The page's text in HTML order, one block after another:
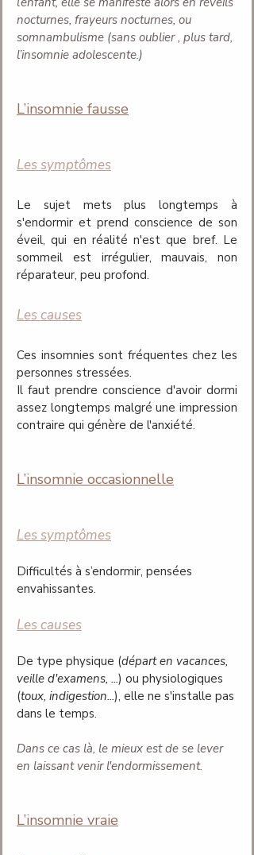
nocturnes, frayeurs nocturnes, ou
somnambulisme (sans oublier , plus tard,
l’insomnie adolescente.)
L’insomnie fausse
Les symptômes
Le sujet mets plus longtemps à
s'endormir et prend conscience de son
éveil, qui en réalité n'est que bref. Le
sommeil est irrégulier, mauvais, non
réparateur, peu profond.
Ces insomnies sont fréquentes chez les
personnes stressées.
Il faut prendre conscience d'avoir dormi
assez longtemps malgré une impression
contraire qui génère de l'anxiété.
L’insomnie occasionnelle
Les symptômes
Difficultés à s’endormir, pensées
envahissantes.
Les causes
De type physique (départ en vacances,
veille d'examens, ...) ou physiologiques
(toux, indigestion...), elle ne s'installe pas
dans le temps.
Dans ce cas là, le mieux est de se lever
en laissant venir l'endormissement.
L’insomnie vraie